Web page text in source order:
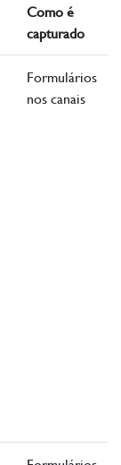
Como é
capturado
Formulários
nos canais